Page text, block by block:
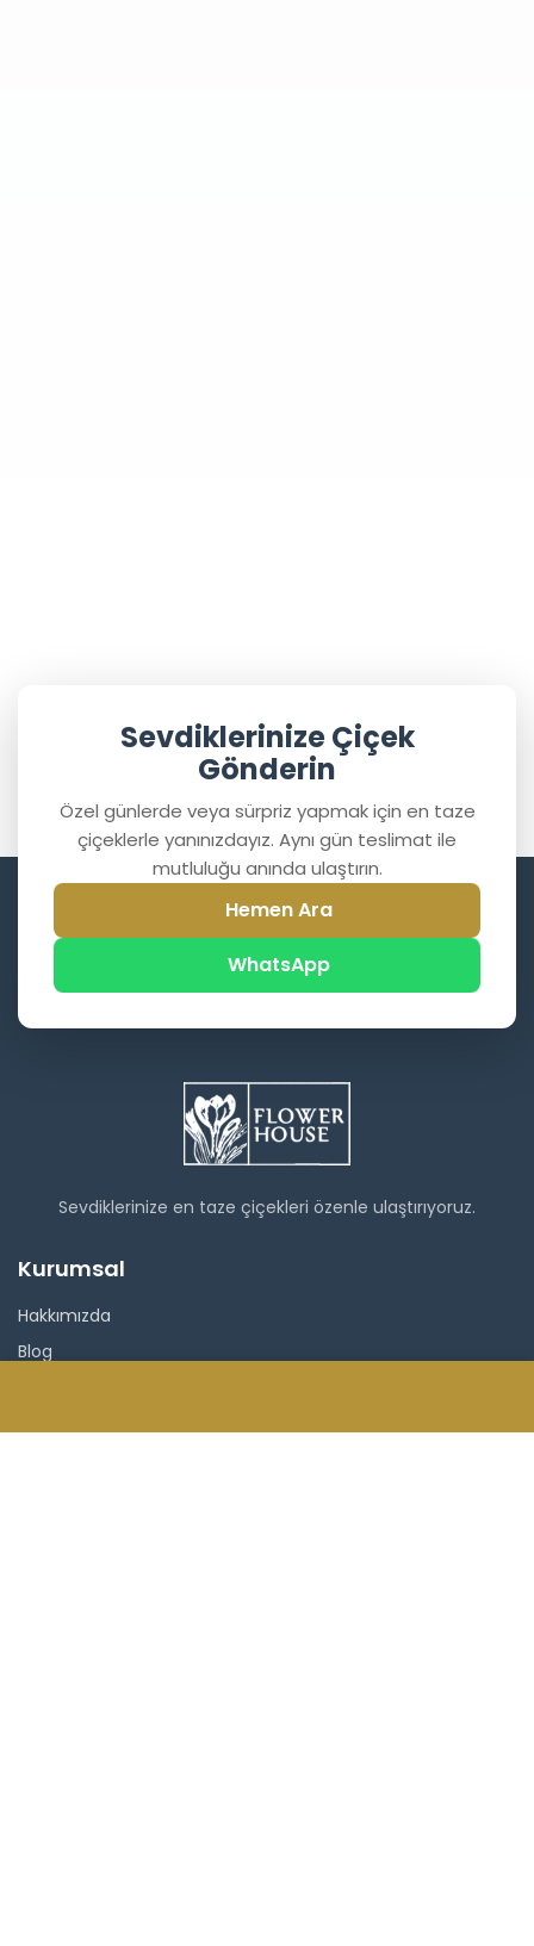
Sevdiklerinize Çiçek
Gönderin
Özel günlerde veya sürpriz yapmak için en taze
çiçeklerle yanınızdayız. Aynı gün teslimat ile
mutluluğu anında ulaştırın.
Hemen Ara
WhatsApp
Sevdiklerinize en taze çiçekleri özenle ulaştırıyoruz.
Kurumsal
Hakkımızda
Blog